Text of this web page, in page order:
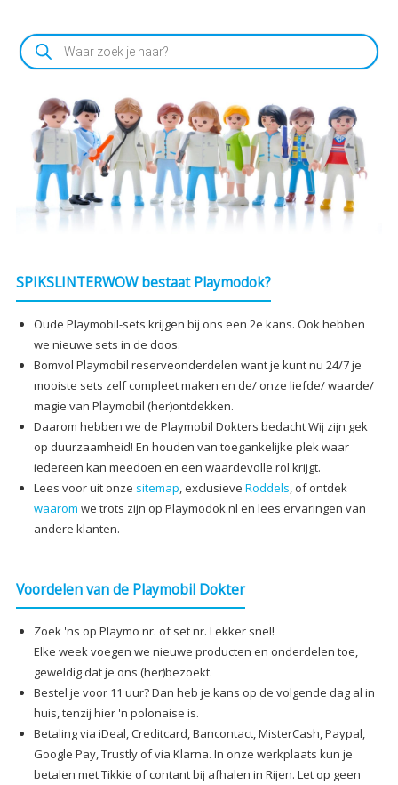
Producten
zoeken
SPIKSLINTERWOW bestaat Playmodok?
Oude Playmobil-sets krijgen bij ons een 2e kans. Ook hebben
we nieuwe sets in de doos.
Bomvol Playmobil reserveonderdelen want je kunt nu 24/7 je
mooiste sets zelf compleet maken en de/ onze liefde/ waarde/
magie van Playmobil (her)ontdekken.
Daarom hebben we de Playmobil Dokters bedacht Wij zijn gek
op duurzaamheid! En houden van toegankelijke plek waar
iedereen kan meedoen en een waardevolle rol krijgt.
Lees voor uit onze sitemap, exclusieve Roddels, of ontdek
waarom we trots zijn op Playmodok.nl en lees ervaringen van
andere klanten.
Voordelen van de Playmobil Dokter
Zoek 'ns op Playmo nr. of set nr. Lekker snel!
Elke week voegen we nieuwe producten en onderdelen toe,
geweldig dat je ons (her)bezoekt.
Bestel je voor 11 uur? Dan heb je kans op de volgende dag al in
huis, tenzij hier 'n polonaise is.
Betaling via iDeal, Creditcard, Bancontact, MisterCash, Paypal,
Google Pay, Trustly of via Klarna. In onze werkplaats kun je
betalen met Tikkie of contant bij afhalen in Rijen. Let op geen